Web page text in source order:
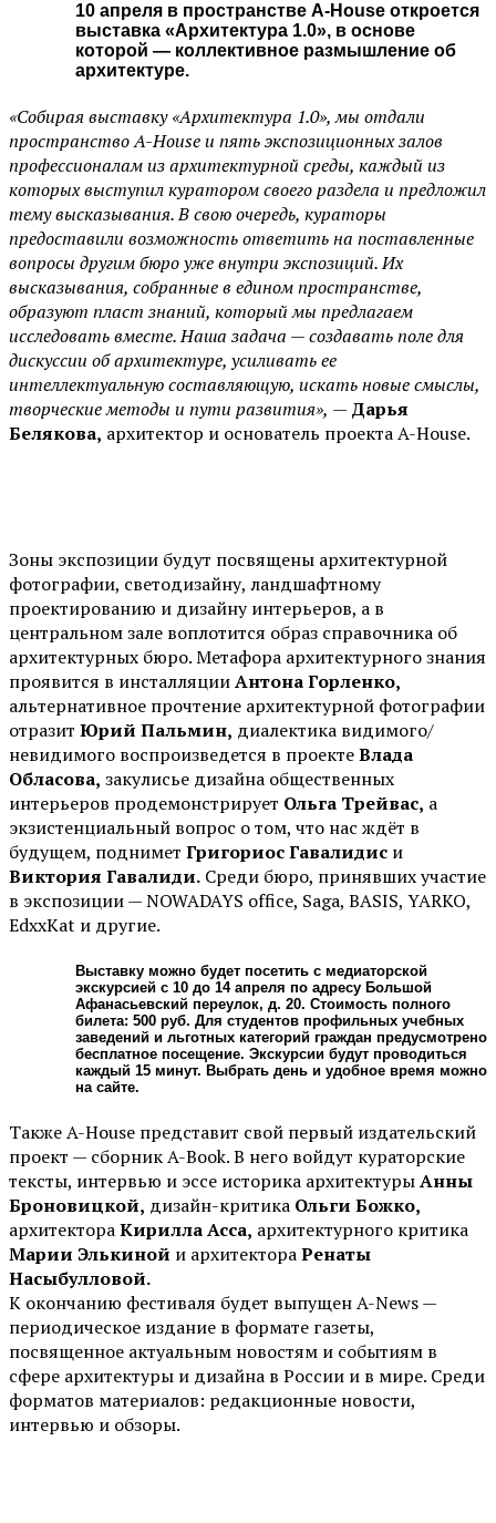
10 апреля в пространстве A-House откроется
выставка «Архитектура 1.0», в основе
которой — коллективное размышление об
архитектуре.
«Собирая выставку «Архитектура 1.0», мы отдали
пространство A-House и пять экспозиционных залов
профессионалам из архитектурной среды, каждый из
которых выступил куратором своего раздела и предложил
тему высказывания. В свою очередь, кураторы
предоставили возможность ответить на поставленные
вопросы другим бюро уже внутри экспозиций. Их
высказывания, собранные в едином пространстве,
образуют пласт знаний, который мы предлагаем
исследовать вместе. Наша задача — создавать поле для
дискуссии об архитектуре, усиливать ее
интеллектуальную составляющую, искать новые смыслы,
творческие методы и пути развития», — Дарья
Белякова, архитектор и основатель проекта A-House.
Зоны экспозиции будут посвящены архитектурной
фотографии, светодизайну, ландшафтному
проектированию и дизайну интерьеров, а в
центральном зале воплотится образ справочника об
архитектурных бюро. Метафора архитектурного знания
проявится в инсталляцииАнтона Горленко,
альтернативное прочтение архитектурной фотографии
отразит Юрий Пальмин, диалектика видимого/
невидимого воспроизведется в проектеВлада
Обласова, закулисье дизайна общественных
интерьеров продемонстрирует Ольга Трейвас, а
экзистенциальный вопрос о том, что нас ждёт в
будущем, поднимет Григориос Гавалидис и
Виктория Гавалиди. Среди бюро, принявших участие
в экспозиции — NOWADAYS office, Saga, BASIS, YARKO,
EdxxKat и другие.
Выставку можно будет посетить с медиаторской
экскурсией с 10 до 14 апреля по адресу Большой
Афанасьевский переулок, д. 20. Стоимость полного
билета: 500 руб. Для студентов профильных учебных
заведений и льготных категорий граждан предусмотрено
бесплатное посещение. Экскурсии будут проводиться
каждый 15 минут. Выбрать день и удобное время можно
на сайте.
Также A-House представит свой первый издательский
проект — сборник A-Book. В него войдут кураторские
тексты, интервью и эссе историка архитектурыАнны
Броновицкой, дизайн-критика Ольги Божко,
архитектораКирилла Асса, архитектурного критика
Марии Элькиной и архитектораРенаты
Насыбулловой.
К окончанию фестиваля будет выпущен A-News —
периодическое издание в формате газеты,
посвященное актуальным новостям и событиям в
сфере архитектуры и дизайна в России и в мире. Среди
форматов материалов: редакционные новости,
интервью и обзоры.